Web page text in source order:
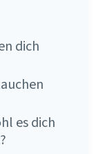
dich
es dich